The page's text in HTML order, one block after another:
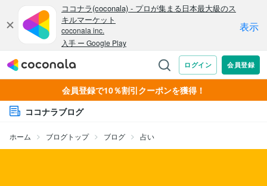
会員登録で10％割引クーポンを獲得！
ココナラブログ
ホーム ブログトップ ブログ 占い